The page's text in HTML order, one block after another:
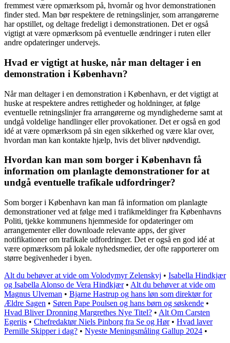
fremmest være opmærksom på, hvornår og hvor demonstrationen
finder sted. Man bør respektere de retningslinjer, som arrangørerne
har opstillet, og deltage fredeligt i demonstrationen. Det er også
vigtigt at være opmærksom på eventuelle ændringer i ruten eller
andre opdateringer undervejs.
Hvad er vigtigt at huske, når man deltager i en
demonstration i København?
Når man deltager i en demonstration i København, er det vigtigt at
huske at respektere andres rettigheder og holdninger, at følge
eventuelle retningslinjer fra arrangørerne og myndighederne samt at
undgå voldelige handlinger eller provokationer. Det er også en god
idé at være opmærksom på sin egen sikkerhed og være klar over,
hvordan man kan kontakte hjælp, hvis det bliver nødvendigt.
Hvordan kan man som borger i København få
information om planlagte demonstrationer for at
undgå eventuelle trafikale udfordringer?
Som borger i København kan man få information om planlagte
demonstrationer ved at følge med i trafikmeldinger fra Københavns
Politi, tjekke kommunens hjemmeside for opdateringer om
arrangementer eller downloade relevante apps, der giver
notifikationer om trafikale udfordringer. Det er også en god idé at
være opmærksom på lokale nyhedsmedier, der ofte rapporterer om
større begivenheder i byen.
Alt du behøver at vide om Volodymyr Zelenskyj • Isabella Hindkjær
og Isabella Alonso de Vera Hindkjær• Alt du behøver at vide om
Magnus Ulveman • Bjarne Hastrup og hans løn som direktør for
Ældre Sagen • Søren Pape Poulsen og hans børn og søskende •
Hvad Bliver Dronning Margrethes Nye Titel? • Alt Om Carsten
Egeriis • Chefredaktør Niels Pinborg fra Se og Hør• Hvad laver
Pernille Skipper i dag? • Nyeste Meningsmåling Gallup 2024 •